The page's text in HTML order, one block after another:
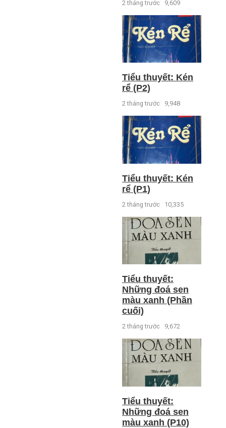
2 tháng trước 9,609
Tiểu thuyết: Kén
rể (P2)
2 tháng trước 9,948
Tiểu thuyết: Kén
rể (P1)
2 tháng trước 10,335
Tiểu thuyết:
Những đoá sen
màu xanh (Phần
cuối)
2 tháng trước 9,672
Tiểu thuyết:
Những đoá sen
màu xanh (P10)